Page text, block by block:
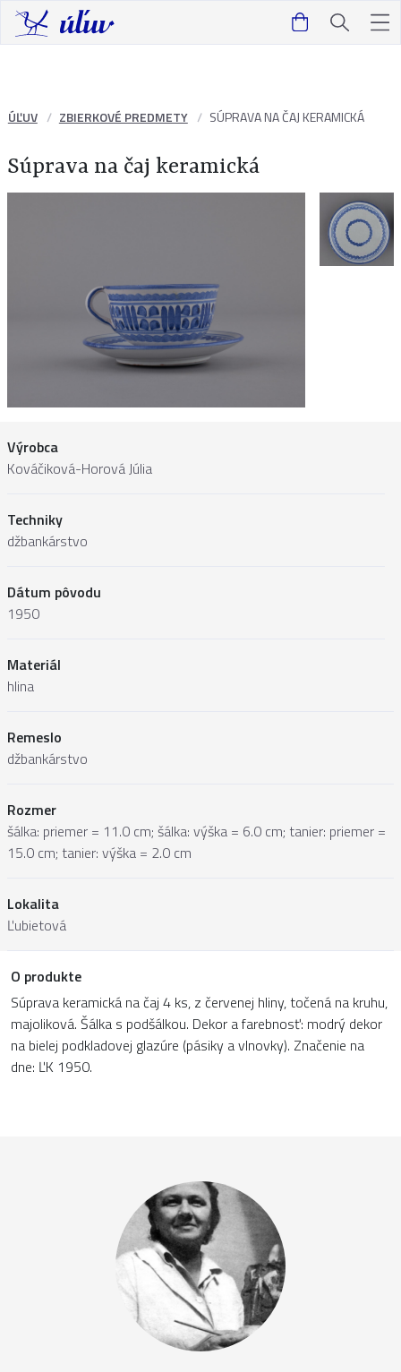
ÚĽUV ZBIERKOVÉ PREDMETY SÚPRAVA NA ČAJ KERAMICKÁ
Súprava na čaj keramická
Výrobca
Kováčiková-Horová Júlia
Techniky
džbankárstvo
Dátum pôvodu
1950
Materiál
hlina
Remeslo
džbankárstvo
Rozmer
šálka: priemer = 11.0 cm; šálka: výška = 6.0 cm; tanier: priemer =
15.0 cm; tanier: výška = 2.0 cm
Lokalita
Ľubietová
O produkte
Súprava keramická na čaj 4 ks, z červenej hliny, točená na kruhu,
majoliková. Šálka s podšálkou. Dekor a farebnosť: modrý dekor
na bielej podkladovej glazúre (pásiky a vlnovky). Značenie na
dne: ĽK 1950.